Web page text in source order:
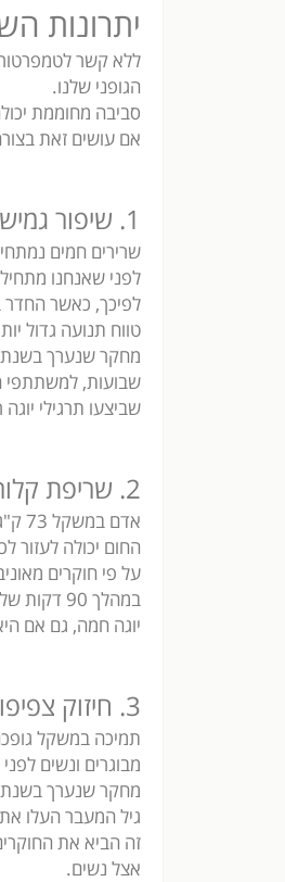
יתרונות
ללא קשר
הגופני שלנו.
סביבה מחוממת
אם עושים זאת
1. שיפור גמישות
שרירים חמים
לפני שאנחנו
לפיכך, כאשר החדר
טווח תנועה גדול
שבועות, למשתתפי
שביצעו תרגילי יוגה
2. שריפת קלוריות מוגברת
החום יכולה לעזור
במהלך 90 דקות של יוגה ביקראם.
יוגה חמה, גם אם
3. חיזוק צפיפות העצמות
תמיכה במשקל
מבוגרים ונשים
גיל המעבר העלו
זה הביא את
אצל נשים.